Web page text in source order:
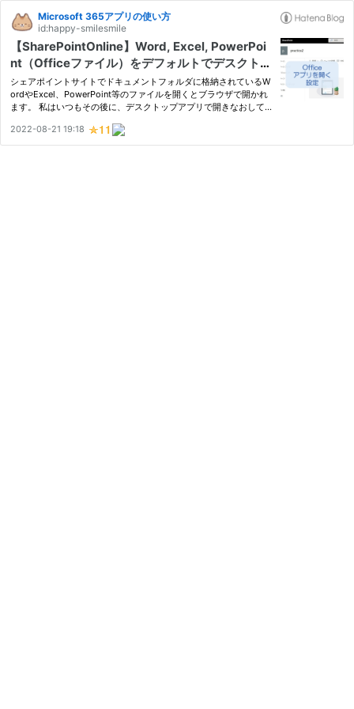
Microsoft 365アプリの使い方
id:happy-smilesmile
【SharePointOnline】Word, Excel, PowerPoi
nt（Officeファイル）をデフォルトでデスクトッ
プアプリで開く方法
シェアポイントサイトでドキュメントフォルダに格納されているW
ordやExcel、PowerPoint等のファイルを開くとブラウザで開かれ
ます。 私はいつもその後に、デスクトップアプリで開きなおして
ルト（規定値）でデスクトップアプリで開くようにする設定方法を
紹介…
2022-08-21 19:18